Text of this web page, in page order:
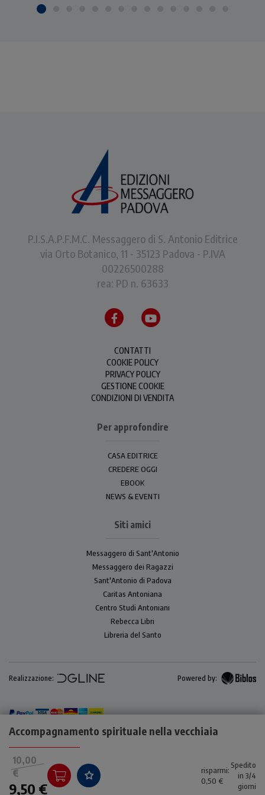
Accompagnamento spirituale nella vecchiaia
10,00
€
9,50 €
risparmi:
0,50 €
Spedito
in 3/4
giorni
P.I.S.A.P.F.M.C. Messaggero di S. Antonio Editrice
via Orto Botanico, 11 - 35123 Padova - P.IVA
00226500288
rea: PD n. 63633
CONTATTI
COOKIE POLICY
PRIVACY POLICY
GESTIONE COOKIE
CONDIZIONI DI VENDITA
Per approfondire
CASA EDITRICE
CREDERE OGGI
EBOOK
NEWS & EVENTI
Siti amici
Messaggero di Sant'Antonio
Messaggero dei Ragazzi
Sant'Antonio di Padova
Caritas Antoniana
Centro Studi Antoniani
Rebecca Libri
Libreria del Santo
Realizzazione: Powered by: